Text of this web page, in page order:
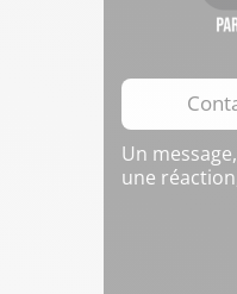
Un
une